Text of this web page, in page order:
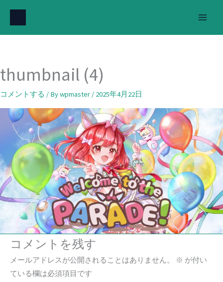
を
ッ
thumbnail (4)
コメントする / Bywpmaster / 2025年4月22日
コメントを残す
メールアドレスが公開されることはありません。 ※ が付い
ている欄は必須項目です